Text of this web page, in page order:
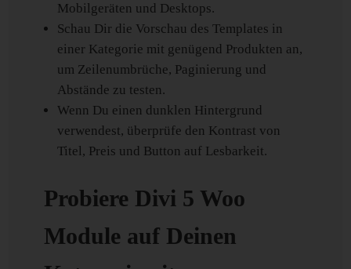
Mobilgeräten und Desktops.
Schau Dir die Vorschau des Templates in
einer Kategorie mit genügend Produkten an,
um Zeilenumbrüche, Paginierung und
Abstände zu testen.
Wenn Du einen dunklen Hintergrund
verwendest, überprüfe den Kontrast von
Titel, Preis und Button auf Lesbarkeit.
Probiere Divi 5 Woo
Module auf Deinen